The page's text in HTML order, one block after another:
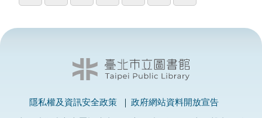
隱私權及資訊安全政策 政府網站資料開放宣告